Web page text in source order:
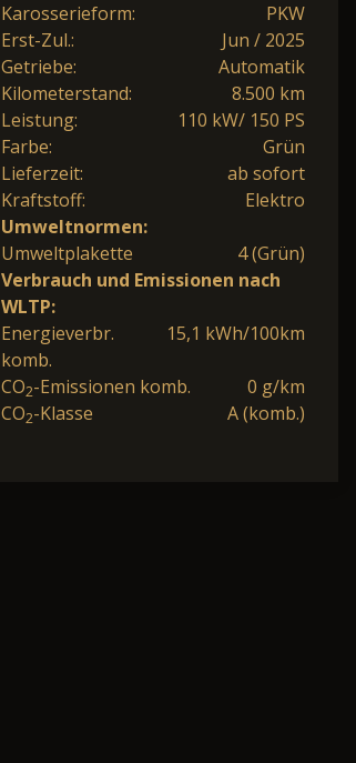
Karosserieform:
PKW
Erst-Zul.:
Jun / 2025
Getriebe:
Automatik
Kilometerstand:
8.500 km
Leistung:
110 kW/ 150 PS
Farbe:
Grün
Lieferzeit:
ab sofort
Kraftstoff:
Elektro
Umweltnormen:
Umweltplakette
4 (Grün)
Verbrauch und Emissionen nach
WLTP:
Energieverbr.
komb.
15,1 kWh/100km
CO2-Emissionen komb.
0 g/km
CO2-Klasse A (komb.)